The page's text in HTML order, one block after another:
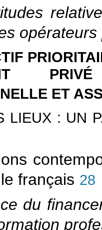
ET
LIEUX : UN
français 28
du